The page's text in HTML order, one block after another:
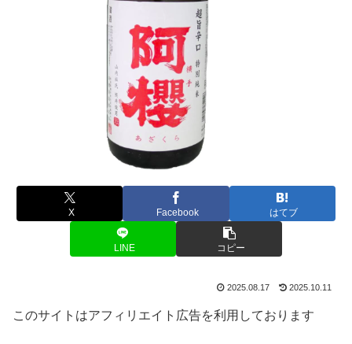
X Facebook はてブ
LINE コピー
2025.08.17 2025.10.11
このサイトはアフィリエイト広告を利用しております